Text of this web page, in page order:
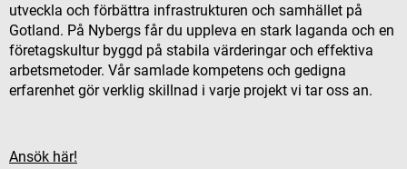
utveckla och förbättra infrastrukturen och samhället på
Gotland. På Nybergs får du uppleva en stark laganda och en
företagskultur byggd på stabila värderingar och effektiva
arbetsmetoder. Vår samlade kompetens och gedigna
erfarenhet gör verklig skillnad i varje projekt vi tar oss an.
Ansök här!